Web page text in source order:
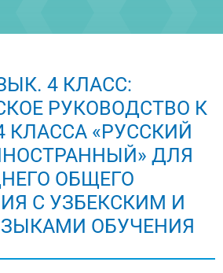
4 КЛАСС:
РУКОВОДСТВО К
КЛАССА «РУССКИЙ
ДЛЯ
ОБЩЕГО
С УЗБЕКСКИМ И
ОБУЧЕНИЯ